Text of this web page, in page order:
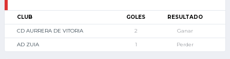
CLUB GOLES RESULTADO
CD AURRERA DE VITORIA 2 Ganar
AD ZUIA 1 Perder